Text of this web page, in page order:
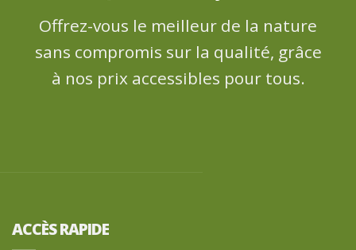
Offrez-vous le meilleur de la nature
sans compromis sur la qualité, grâce
à nos prix accessibles pour tous.
ACCÈS RAPIDE